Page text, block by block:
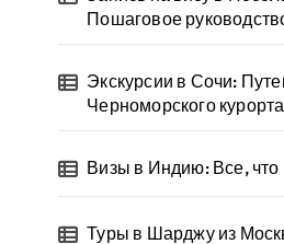
Пошаговое
Экскурсии в Сочи:
Черноморского курорта
Визы в Индию: Все, что
Туры в Шарджу из